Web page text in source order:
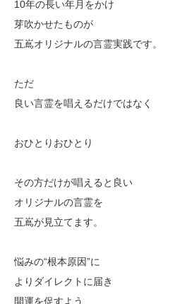
10年の長い年月をかけ
芽吹かせたものが
五嶌オリジナルの言霊実践です。
ただ
良い言霊を唱えるだけではなく
おひとりおひとり
その方だけが唱えると良い
オリジナルの言霊を
五嶌が見立てます。
悩みの“根本原因”に
よりダイレクトに届き
開運を促すよう